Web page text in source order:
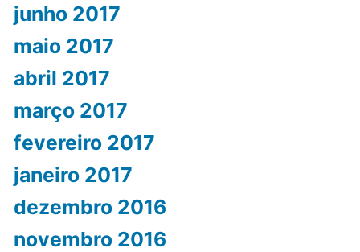
junho 2017
maio 2017
abril 2017
março 2017
fevereiro 2017
janeiro 2017
dezembro 2016
novembro 2016